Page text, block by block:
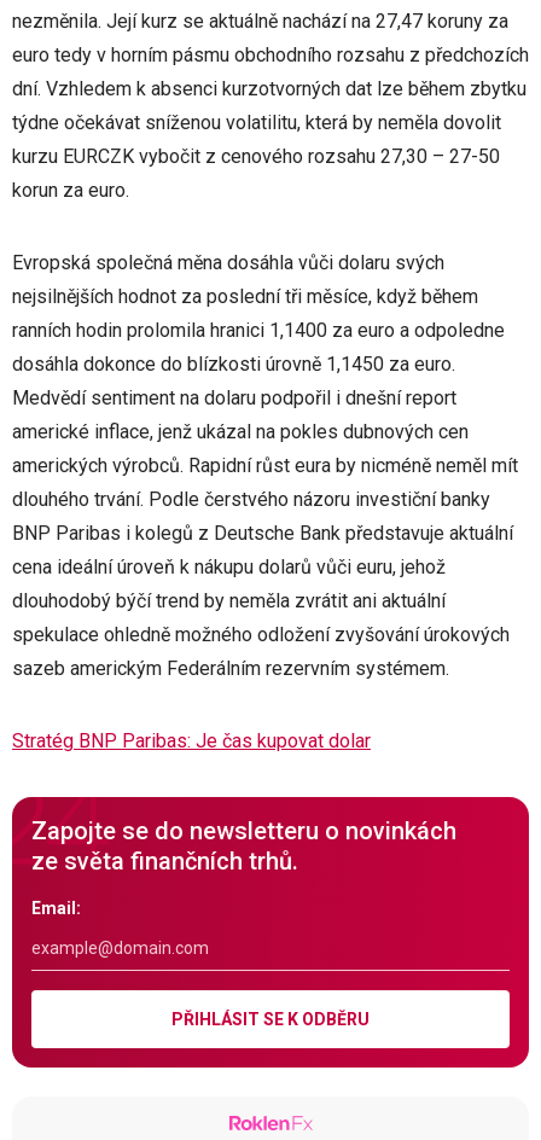
nezměnila. Její kurz se aktuálně nachází na 27,47 koruny za
euro tedy v horním pásmu obchodního rozsahu z předchozích
dní. Vzhledem k absenci kurzotvorných dat lze během zbytku
týdne očekávat sníženou volatilitu, která by neměla dovolit
kurzu EURCZK vybočit z cenového rozsahu 27,30 – 27-50
korun za euro.
Evropská společná měna dosáhla vůči dolaru svých
nejsilnějších hodnot za poslední tři měsíce, když během
ranních hodin prolomila hranici 1,1400 za euro a odpoledne
dosáhla dokonce do blízkosti úrovně 1,1450 za euro.
Medvědí sentiment na dolaru podpořil i dnešní report
americké inflace, jenž ukázal na pokles dubnových cen
amerických výrobců. Rapidní růst eura by nicméně neměl mít
dlouhého trvání. Podle čerstvého názoru investiční banky
BNP Paribas i kolegů z Deutsche Bank představuje aktuální
cena ideální úroveň k nákupu dolarů vůči euru, jehož
dlouhodobý býčí trend by neměla zvrátit ani aktuální
spekulace ohledně možného odložení zvyšování úrokových
sazeb americkým Federálním rezervním systémem.
Stratég BNP Paribas: Je čas kupovat dolar
Zapojte se do newsletteru o novinkách
ze světa finančních trhů.
Email:
PŘIHLÁSIT SE K ODBĚRU